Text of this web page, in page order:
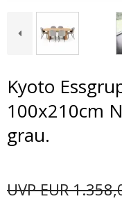
Kyoto
100x210cm
grau.
UVP EUR